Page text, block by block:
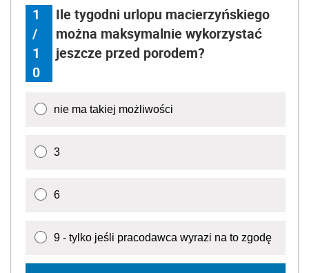
1
/
1
0
Ile tygodni urlopu macierzyńskiego
można maksymalnie wykorzystać
jeszcze przed porodem?
nie ma takiej możliwości
3
6
9 - tylko jeśli pracodawca wyrazi na to zgodę